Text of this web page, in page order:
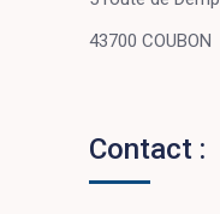
43700 COUBON
Contact :